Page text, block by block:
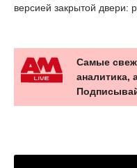
версией закрытой двери:
Самые
аналитика,